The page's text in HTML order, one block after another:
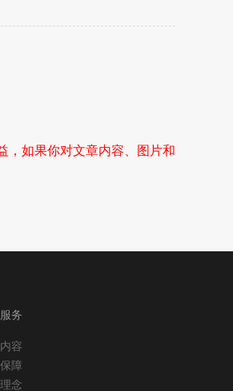
，如果你对文章内容、图片和
务
容
障
念